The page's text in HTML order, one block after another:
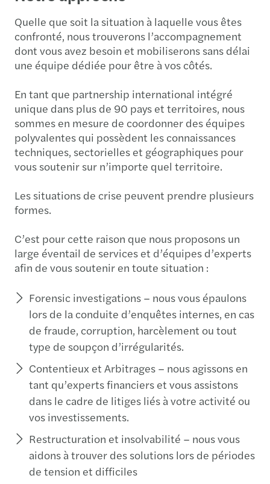
Quelle que soit la situation à laquelle vous êtes
confronté, nous trouverons l’accompagnement
dont vous avez besoin et mobiliserons sans délai
une équipe dédiée pour être à vos côtés.
En tant que partnership international intégré
unique dans plus de 90 pays et territoires, nous
sommes en mesure de coordonner des équipes
polyvalentes qui possèdent les connaissances
techniques, sectorielles et géographiques pour
vous soutenir sur n’importe quel territoire.
Les situations de crise peuvent prendre plusieurs
formes.
C’est pour cette raison que nous proposons un
large éventail de services et d’équipes d’experts
afin de vous soutenir en toute situation :
Forensic investigations – nous vous épaulons
lors de la conduite d’enquêtes internes, en cas
de fraude, corruption, harcèlement ou tout
type de soupçon d’irrégularités.
Contentieux et Arbitrages – nous agissons en
tant qu’experts financiers et vous assistons
dans le cadre de litiges liés à votre activité ou
vos investissements.
Restructuration et insolvabilité – nous vous
aidons à trouver des solutions lors de périodes
de tension et difficiles